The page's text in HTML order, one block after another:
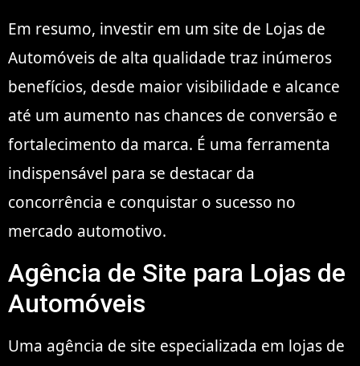
Em resumo, investir em um site de Lojas de
Automóveis de alta qualidade traz inúmeros
benefícios, desde maior visibilidade e alcance
até um aumento nas chances de conversão e
fortalecimento da marca. É uma ferramenta
indispensável para se destacar da
concorrência e conquistar o sucesso no
mercado automotivo.
Agência de Site para Lojas de
Automóveis
Uma agência de site especializada em lojas de